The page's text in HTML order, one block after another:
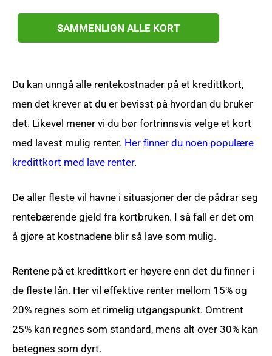
SAMMENLIGN ALLE KORT
Du kan unngå alle rentekostnader på et kredittkort,
men det krever at du er bevisst på hvordan du bruker
det. Likevel mener vi du bør fortrinnsvis velge et kort
med lavest mulig renter. Her finner du noen populære
kredittkort med lave renter.
De aller fleste vil havne i situasjoner der de pådrar seg
rentebærende gjeld fra kortbruken. I så fall er det om
å gjøre at kostnadene blir så lave som mulig.
Rentene på et kredittkort er høyere enn det du finner i
de fleste lån. Her vil effektive renter mellom 15% og
20% regnes som et rimelig utgangspunkt. Omtrent
25% kan regnes som standard, mens alt over 30% kan
betegnes som dyrt.